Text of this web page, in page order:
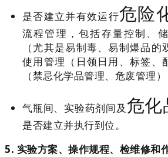
是否建立并有效运行危险
流程管理，包括存量控制、
（尤其是易制毒、易制爆品的
使用管理（日领日用、标签、
（禁忌化学品管理、危废管理）
气瓶间、实验药剂间及危
是否建立并执行到位。
5. 实验方案、操作规程、检维修和